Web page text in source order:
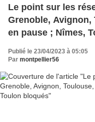
Le point sur les
Grenoble, Avignon,
en pause ; Nîmes,
Publié le 23/04/2023 à 05:05
Par montpellier56